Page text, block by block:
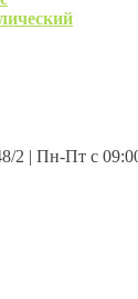
2 | Пн-Пт с